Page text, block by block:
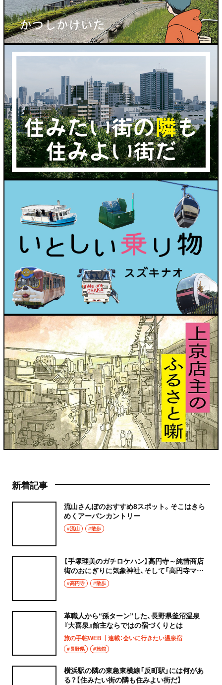
新着記事
流山さんぽのおすすめ8スポット。そこはきら
めくアーバンカントリー
#流山 #散歩
【手塚理美のガチロケハン】高円寺～純情商店
街のおにぎりに気象神社、そして「高円寺マシ
タ」へ！
#高円寺 #散歩
革職人から“孫ターン”した、長野県釜沼温泉
『大喜泉』館主ならではの宿づくりとは
旅の手帖WEB 連載：会いに行きたい温泉宿
#長野県 #旅館
横浜駅の隣の東急東横線「反町駅」には何があ
る？【住みたい街の隣も住みよい街だ】